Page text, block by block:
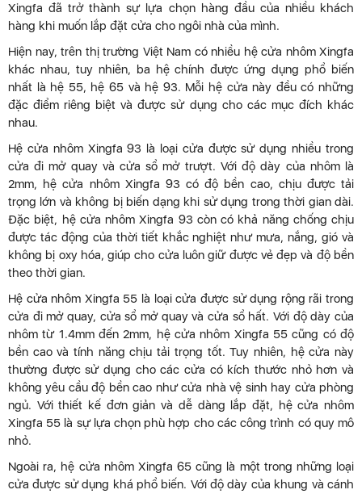
Xingfa đã trở thành sự lựa chọn hàng đầu của nhiều khách
hàng khi muốn lắp đặt cửa cho ngôi nhà của mình.
Hiện nay, trên thị trường Việt Nam có nhiều hệ cửa nhôm Xingfa
khác nhau, tuy nhiên, ba hệ chính được ứng dụng phổ biến
nhất là hệ 55, hệ 65 và hệ 93. Mỗi hệ cửa này đều có những
đặc điểm riêng biệt và được sử dụng cho các mục đích khác
nhau.
Hệ cửa nhôm Xingfa 93 là loại cửa được sử dụng nhiều trong
cửa đi mở quay và cửa sổ mở trượt. Với độ dày của nhôm là
2mm, hệ cửa nhôm Xingfa 93 có độ bền cao, chịu được tải
trọng lớn và không bị biến dạng khi sử dụng trong thời gian dài.
Đặc biệt, hệ cửa nhôm Xingfa 93 còn có khả năng chống chịu
được tác động của thời tiết khắc nghiệt như mưa, nắng, gió và
không bị oxy hóa, giúp cho cửa luôn giữ được vẻ đẹp và độ bền
theo thời gian.
Hệ cửa nhôm Xingfa 55 là loại cửa được sử dụng rộng rãi trong
cửa đi mở quay, cửa sổ mở quay và cửa sổ hất. Với độ dày của
nhôm từ 1.4mm đến 2mm, hệ cửa nhôm Xingfa 55 cũng có độ
bền cao và tính năng chịu tải trọng tốt. Tuy nhiên, hệ cửa này
thường được sử dụng cho các cửa có kích thước nhỏ hơn và
không yêu cầu độ bền cao như cửa nhà vệ sinh hay cửa phòng
ngủ. Với thiết kế đơn giản và dễ dàng lắp đặt, hệ cửa nhôm
Xingfa 55 là sự lựa chọn phù hợp cho các công trình có quy mô
nhỏ.
Ngoài ra, hệ cửa nhôm Xingfa 65 cũng là một trong những loại
cửa được sử dụng khá phổ biến. Với độ dày của khung và cánh